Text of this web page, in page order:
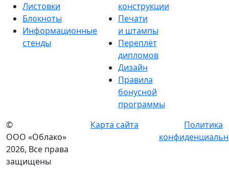
Листовки
Блокноты
Информационные
стенды
конструкции
Печати
и штампы
Переплёт
дипломов
Дизайн
Правила
бонусной
программы
©
ООО «Облако»
2026, Все права
защищены
Карта сайта
Политика